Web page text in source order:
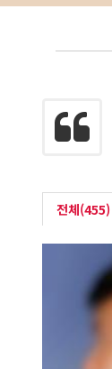
전체(455)